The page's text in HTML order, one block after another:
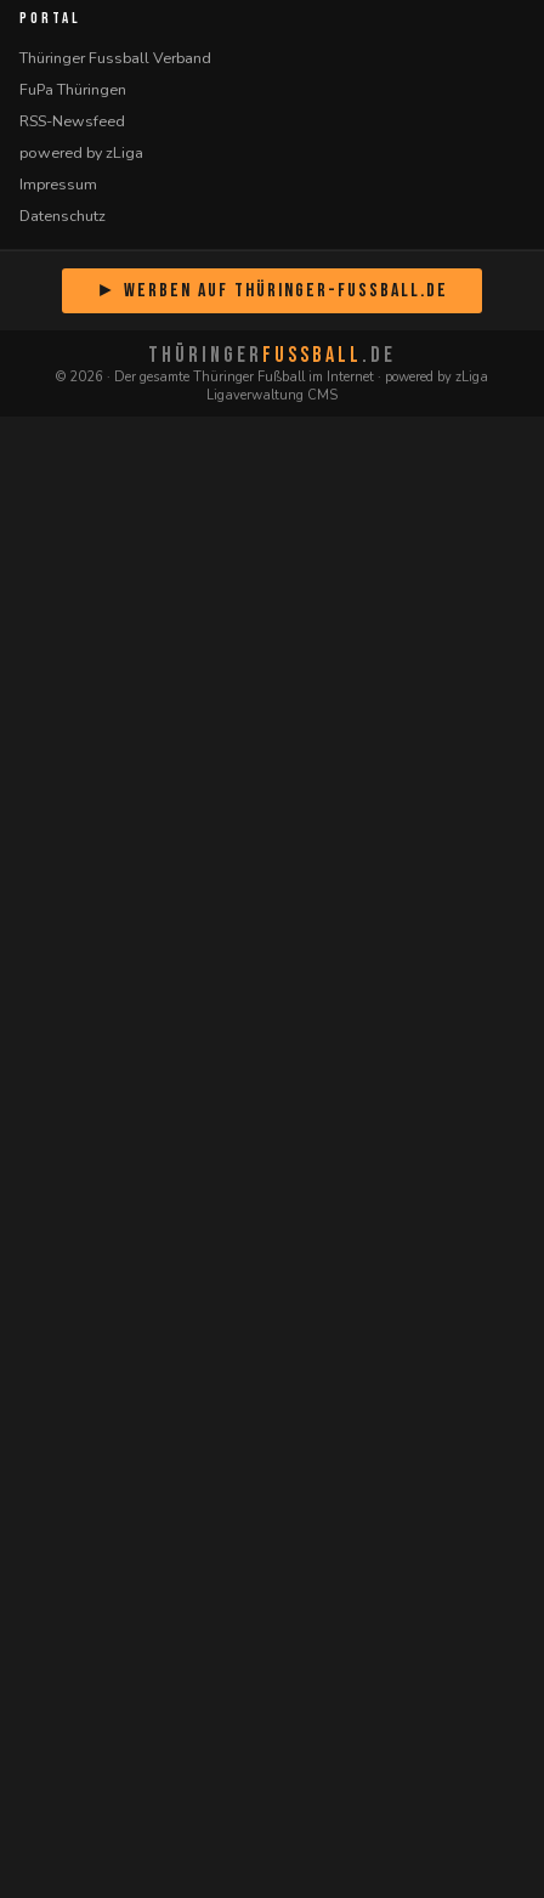
PORTAL
Thüringer Fussball Verband
FuPa Thüringen
RSS-Newsfeed
powered by zLiga
Impressum
Datenschutz
► Werben auf Thüringer-Fussball.de
THÜRINGER FUSSBALL .DE
© 2026 · Der gesamte Thüringer Fußball im Internet · powered by zLiga
Ligaverwaltung CMS